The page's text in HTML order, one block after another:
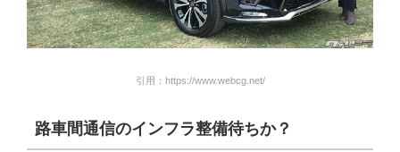
引用：https://www.webcg.net/
路車間通信のインフラ整備待ちか？